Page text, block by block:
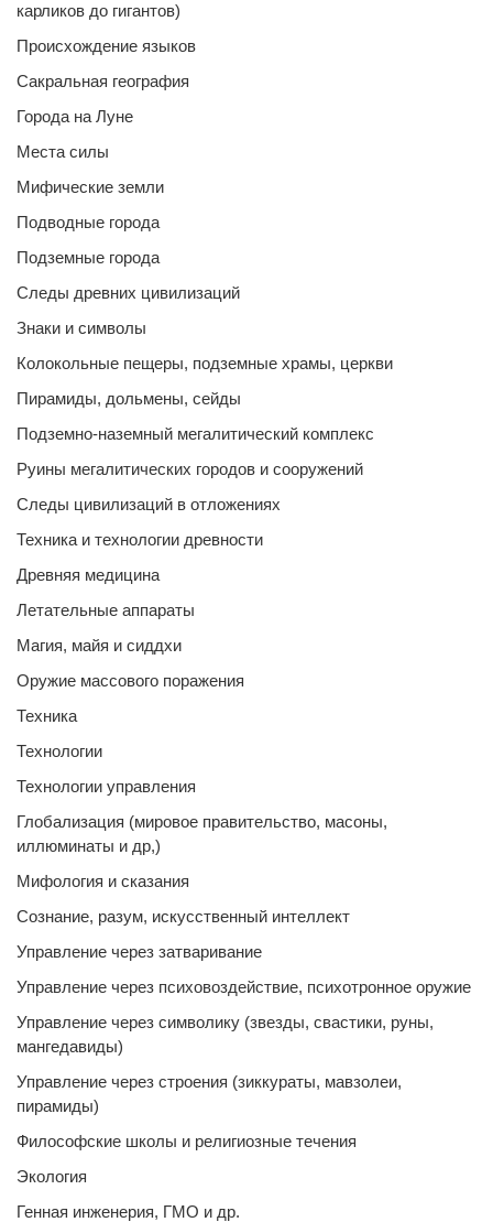
карликов до гигантов)
Происхождение языков
Сакральная география
Города на Луне
Места силы
Мифические земли
Подводные города
Подземные города
Следы древних цивилизаций
Знаки и символы
Колокольные пещеры, подземные храмы, церкви
Пирамиды, дольмены, сейды
Подземно-наземный мегалитический комплекс
Руины мегалитических городов и сооружений
Следы цивилизаций в отложениях
Техника и технологии древности
Древняя медицина
Летательные аппараты
Магия, майя и сиддхи
Оружие массового поражения
Техника
Технологии
Технологии управления
Глобализация (мировое правительство, масоны,
иллюминаты и др,)
Мифология и сказания
Сознание, разум, искусственный интеллект
Управление через затваривание
Управление через психовоздействие, психотронное оружие
Управление через символику (звезды, свастики, руны,
мангедавиды)
Управление через строения (зиккураты, мавзолеи,
пирамиды)
Философские школы и религиозные течения
Экология
Генная инженерия, ГМО и др.